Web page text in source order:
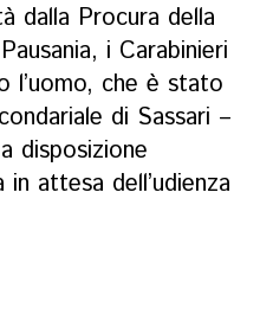
dalla Procura della
i Carabinieri
l’uomo, che è stato
di Sassari –
disposizione
in attesa dell’udienza